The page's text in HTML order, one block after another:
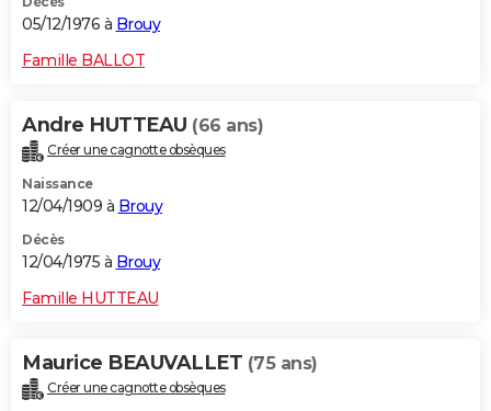
05/12/1976 à Brouy
Famille BALLOT
Andre HUTTEAU (66 ans)
Créer une cagnotte obsèques
Naissance
12/04/1909 à Brouy
Décès
12/04/1975 à Brouy
Famille HUTTEAU
Maurice BEAUVALLET (75 ans)
Créer une cagnotte obsèques